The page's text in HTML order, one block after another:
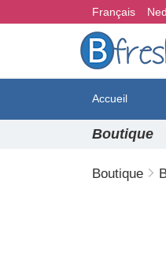
Français
Accueil
Boutique
Boutique